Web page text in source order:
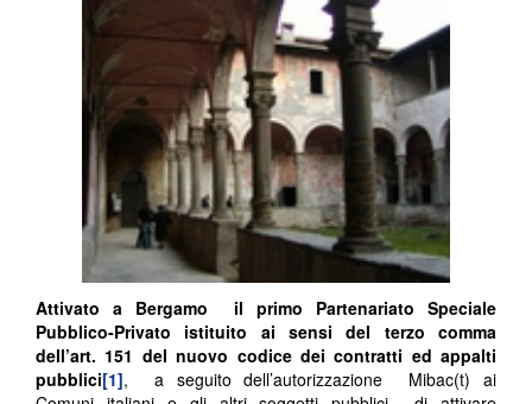
Attivato a Bergamo il primo Partenariato Speciale
Pubblico-Privato istituito ai sensi del terzo comma
dell’art. 151 del nuovo codice dei contratti ed appalti
pubblici[1], a seguito dell’autorizzazione Mibac(t) ai